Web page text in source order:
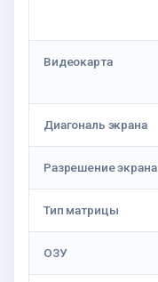
Видеокарта
Диагональ экрана
Разрешение экрана
Тип матрицы
ОЗУ